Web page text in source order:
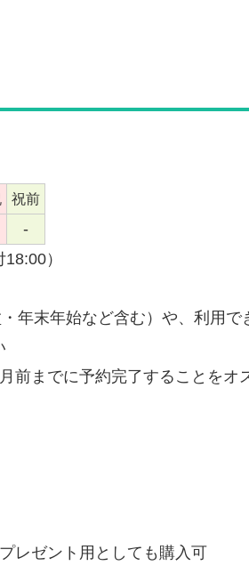
祝前
-
18:00）
年末年始など含む）や、利用
前までに予約完了することをオ
レゼント用としても購入可